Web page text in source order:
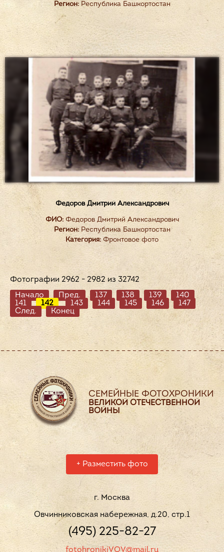
Регион:Республика Башкортостан
Федоров Дмитрий Александрович
ФИО:Федоров Дмитрий Александрович
Регион:Республика Башкортостан
Категория:Фронтовое фото
Фотографии 2962 - 2982 из 32742
Начало
Пред. 137 138 139
140
141
142 143 144 145 146
147
След.
Конец
СЕМЕЙНЫЕ ФОТОХРОНИКИ
ВЕЛИКОЙ ОТЕЧЕСТВЕННОЙ
ВОЙНЫ
+ Разместить фото
г. Москва
Овчинниковская набережная, д.20, стр.1
(495) 225-82-27
fotohronikiVOV@mail.ru